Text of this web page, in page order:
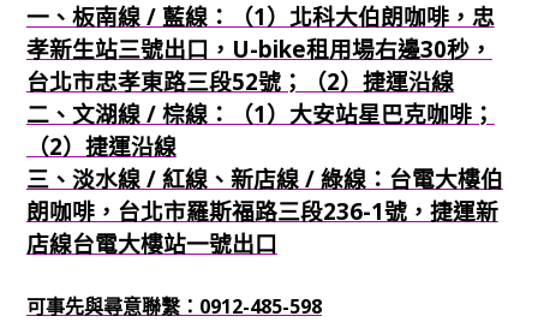
一、板南線 / 藍線：（1）北科大伯朗咖啡，忠
孝新生站三號出口，U-bike租用場右邊30秒，
台北市忠孝東路三段52號；（2）捷運沿線
二、文湖線 / 棕線：（1）大安站星巴克咖啡；
（2）捷運沿線
三、淡水線 / 紅線、新店線 / 綠線：台電大樓伯
朗咖啡，台北市羅斯福路三段236-1號，捷運新
店線台電大樓站一號出口
可事先與尋意聯繫：0912-485-598